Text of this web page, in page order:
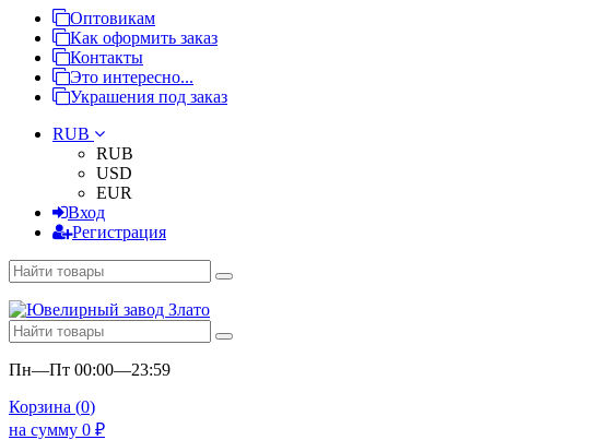
Оптовикам
Как оформить заказ
Контакты
Это интересно...
Украшения под заказ
RUB
RUB
USD
EUR
Вход
Регистрация
Пн—Пт 00:00—23:59
Корзина (0)
на сумму 0 ₽